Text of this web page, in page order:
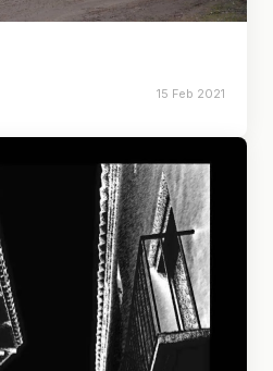
15 Feb 2021